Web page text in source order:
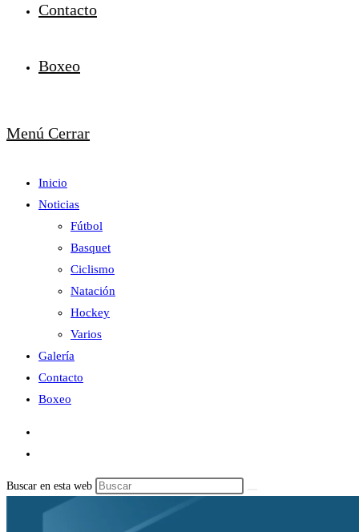
Contacto
Boxeo
Menú Cerrar
Inicio
Noticias
Fútbol
Basquet
Ciclismo
Natación
Hockey
Varios
Galería
Contacto
Boxeo
Buscar en esta web